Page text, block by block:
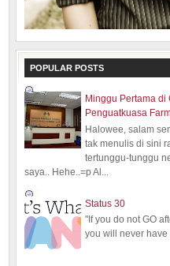
POPULAR POSTS
Minggu Pertama di
Penguatkuasa
Halowee, salam
tak menulis di sini
tertunggu-tunggu
saya.. Hehe..=p Al...
Status 30
"If you do not GO
you will never have